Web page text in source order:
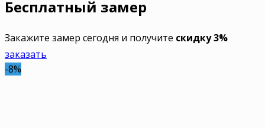
Бесплатный замер
Закажите замер сегодня и получите скидку 3%
заказать
-8%